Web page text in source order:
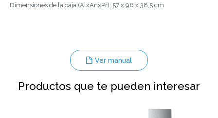
Dimensiones de la caja (AlxAnxPr): 57 x 96 x 38,5 cm
Ver manual
Productos que te pueden interesar